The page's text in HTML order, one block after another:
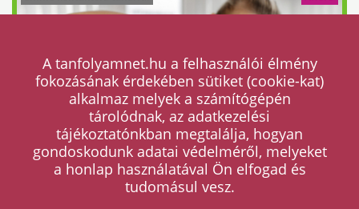
A tanfolyamnet.hu a felhasználói élmény
fokozásának érdekében sütiket (cookie-kat)
alkalmaz melyek a számítógépén
tárolódnak, az adatkezelési
tájékoztatónkban megtalálja, hogyan
gondoskodunk adatai védelméről, melyeket
a honlap használatával Ön elfogad és
tudomásul vesz.